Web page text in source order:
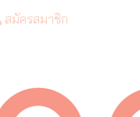
สมัครสมาชิก